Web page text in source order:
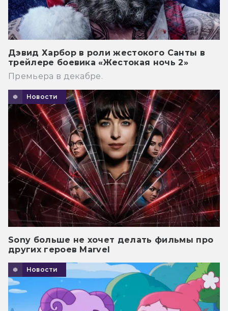
Дэвид Харбор в роли жестокого Санты в
трейлере боевика «Жестокая ночь 2»
Премьера в декабре.
Новости
Sony больше не хочет делать фильмы про
других героев Marvel
Новости